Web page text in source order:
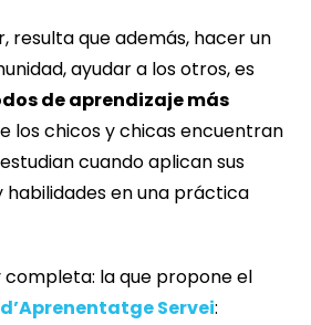
resulta que además, hacer un
ayudar a los otros, es
de aprendizaje más
los chicos y chicas encuentran
cuando aplican sus
en una práctica
completa: la que propone el
Servei: